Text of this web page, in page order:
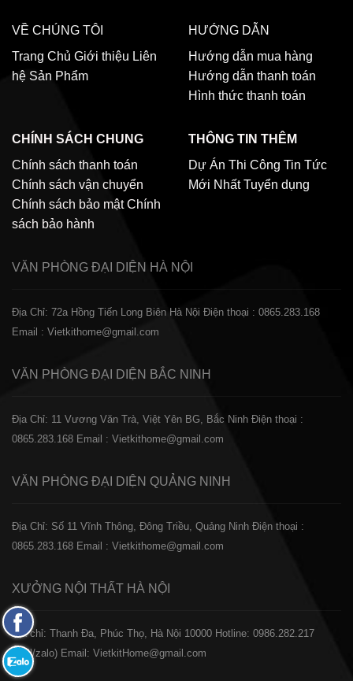
VỀ CHÚNG TÔI
Trang Chủ Giới thiệu Liên
hệ Sản Phẩm
HƯỚNG DẪN
Hướng dẫn mua hàng
Hướng dẫn thanh toán
Hình thức thanh toán
CHÍNH SÁCH CHUNG
Chính sách thanh toán
Chính sách vận chuyển
Chính sách bảo mật Chính
sách bảo hành
THÔNG TIN THÊM
Dự Án Thi Công Tin Tức
Mới Nhất Tuyển dụng
VĂN PHÒNG ĐẠI DIỆN HÀ NỘI
Địa Chỉ: 72a Hồng Tiến Long Biên Hà Nội Điện thoại : 0865.283.168
Email : Vietkithome@gmail.com
VĂN PHÒNG ĐẠI DIỆN BẮC NINH
Địa Chỉ: 11 Vương Văn Trà, Việt Yên BG, Bắc Ninh Điện thoại :
0865.283.168 Email : Vietkithome@gmail.com
VĂN PHÒNG ĐẠI DIỆN QUẢNG NINH
Địa Chỉ: Số 11 Vĩnh Thông, Đông Triều, Quảng Ninh Điện thoại :
0865.283.168 Email : Vietkithome@gmail.com
XƯỞNG NỘI THẤT HÀ NỘI
️Địa chỉ: Thanh Đa, Phúc Thọ, Hà Nội 10000 Hotline: 0986.282.217
(Call/zalo) Email: VietkitHome@gmail.com
Fanpage
Facebook
Zalo: